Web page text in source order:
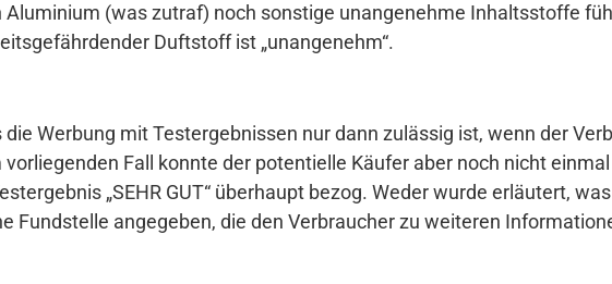
(was zutraf) noch sonstige unangenehme Inhaltsstoffe
Duftstoff ist „unangenehm“.
Werbung mit Testergebnissen nur dann zulässig ist, wenn der
Fall konnte der potentielle Käufer aber noch nicht
„SEHR GUT“ überhaupt bezog. Weder wurde erläutert,
Fundstelle angegeben, die den Verbraucher zu weiteren